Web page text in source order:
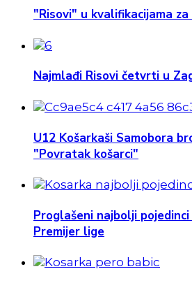
"Risovi" u kvalifikacijama za
Najmlađi Risovi četvrti u
U12 Košarkaši Samobora
"Povratak košarci"
Proglašeni najbolji
Premijer lige